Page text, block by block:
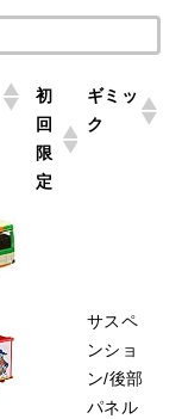
初
回
限
定
ギミッ
ク
サスペ
ンショ
ン/後部
パネル